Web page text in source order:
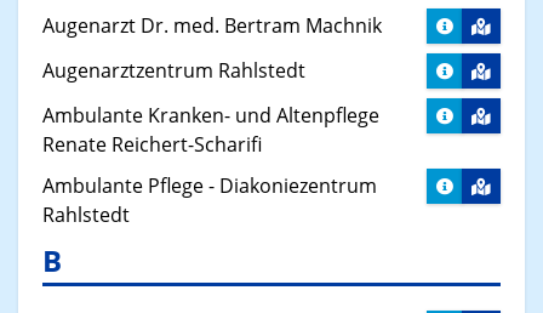
Augenarzt Dr. med. Bertram Machnik
Augenarztzentrum Rahlstedt
Ambulante Kranken- und Altenpflege
Renate Reichert-Scharifi
Ambulante Pflege - Diakoniezentrum
Rahlstedt
B